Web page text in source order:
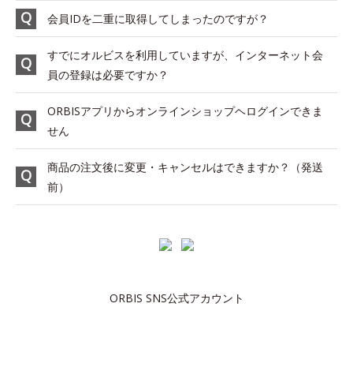
会員IDを二重に取得してしまったのですが？
すでにオルビスを利用していますが、インターネット会
員の登録は必要ですか？
ORBISアプリからオンラインショップヘログインできま
せん
商品の注文後に変更・キャンセルはできますか？（発送
前）
ORBIS SNS公式アカウント